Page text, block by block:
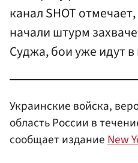
канал SHOT
начали штурм
Суджа, бои уже идут
Украинские войска,
область России в
сообщает изданиеNew